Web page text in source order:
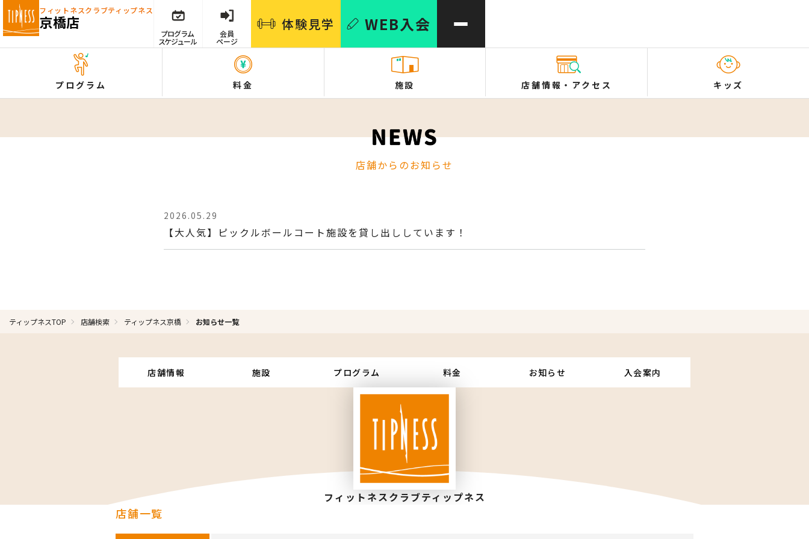
フィットネスクラブティップネス
京橋店
プログラム
スケジュール
会員
ページ
体験 見学 WEB入会
プログラム 料金 施設 店舗情報 ・ アクセス キッズ
店舗からのお知らせ
2026.05.29
【大人気】ピックルボールコート施設を貸し出ししています！
ティップネスTOP 店舗検索 ティップネス京橋 お知らせ一覧
店舗情報 施設 プログラム 料金 お知らせ 入会案内
フィットネスクラブティップネス
店舗一覧